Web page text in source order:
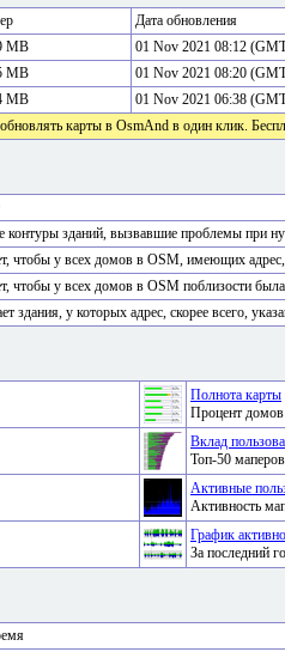
Дата обновления
MB 01 Nov 2021 08:12
MB 01 Nov 2021 08:20
MB 01 Nov 2021 06:38
карты в OsmAnd в один клик.
контуры зданий, вызвавшие проблемы при
чтобы у всех домов в OSM, имеющих адрес,
чтобы у всех домов в OSM поблизости
здания, у которых адрес, скорее всего,
Полнота карты
Процент домов
Вклад
Топ-50 маперов
Активные
Активность
График
За последний